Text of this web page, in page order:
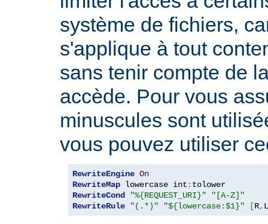
système de fichiers,
s'applique à tout
sans tenir compte de
accède. Pour vous
minuscules sont
vous pouvez utiliser
RewriteEngine On
RewriteMap lowercase int :
RewriteCond
"%{REQUEST_URI}"
"[A-Z]"
RewriteRule
"(.*)" "${lowercase:$1}" [R, L